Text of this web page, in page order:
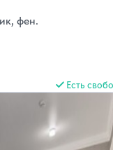
фен.
Есть